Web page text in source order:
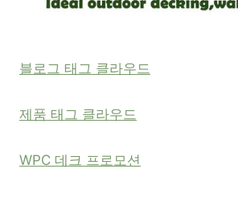
블로그 태그 클라우드
제품 태그 클라우드
WPC 데크 프로모션